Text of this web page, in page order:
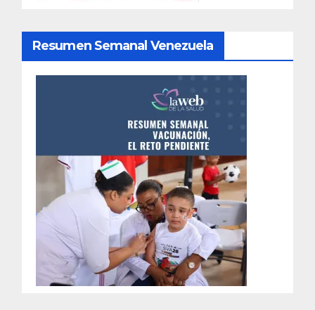
Resumen Semanal Venezuela